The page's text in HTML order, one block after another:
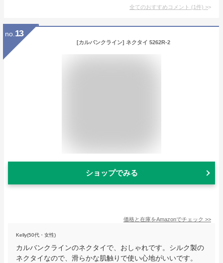
全てのおすすめコメント (1件) >
no. 13
[カルバンクライン] ネクタイ 5262R-2
ショップでみる
価格と在庫をAmazonでチェック >>
Kelly(50代・女性)
カルバンクラインのネクタイで、おしゃれです。シルク製の
ネクタイなので、滑らかな肌触りで使い心地がいいです。